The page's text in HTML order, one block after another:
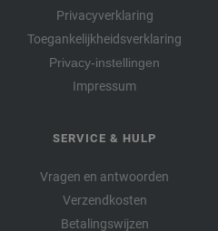
Privacyverklaring
Toegankelijkheidsverklaring
Privacy-instellingen
Impressum
SERVICE & HULP
Vragen en antwoorden
Verzendkosten
Betalingswijzen